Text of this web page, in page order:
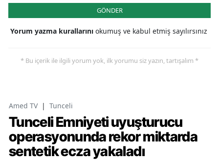
GÖNDER
Yorum yazma kurallarını okumuş ve kabul etmiş sayılırsınız
* Bu içerik ile ilgili yorum yok, ilk yorumu siz yazın, tartışalım *
Amed TV | Tunceli
Tunceli Emniyeti uyuşturucu
operasyonunda rekor miktarda
sentetik ecza yakaladı